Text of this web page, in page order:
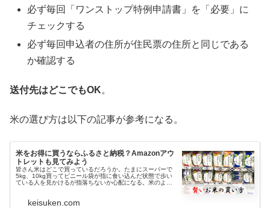
必ず毎回「ワンストップ特例申請書」を「必要」に
チェックする
必ず毎回申込者の住所が住民票の住所と同じである
か確認する
送付先はどこでもOK。
米の選び方は以下の記事が参考になる。
米をお得に買うならふるさと納税？Amazonアウ
トレットも見てみよう
皆さん米はどこで買っているだろうか。たまにスーパーで
5kg、10kg買ってビニール袋が指に食い込んだ状態で歩い
ている人を見かけるが指落ちないか心配になる。米のよう
keisuken.com